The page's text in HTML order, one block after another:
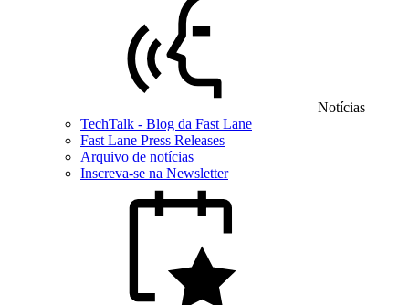
Notícias
TechTalk - Blog da Fast Lane
Fast Lane Press Releases
Arquivo de notícias
Inscreva-se na Newsletter